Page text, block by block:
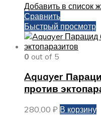
Добавить в список
Сравнить
Быстрый просмотр
0 out of 5
Aquayer
против
280,00 ₽ В корзину